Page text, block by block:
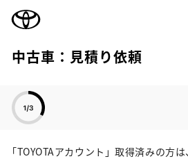
中古車：見積り依頼
「TOYOTAアカウント」取得済みの方